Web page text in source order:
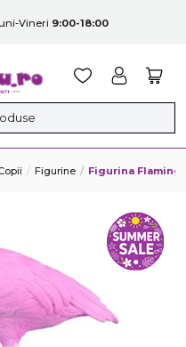
Vineri 9:00-18:00
Figurine Figurina